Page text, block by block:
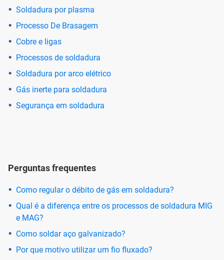
Soldadura por plasma
Processo De Brasagem
Cobre e ligas
Processos de soldadura
Soldadura por arco elétrico
Gás inerte para soldadura
Segurança em soldadura
Perguntas frequentes
Como regular o débito de gás em soldadura?
Qual é a diferença entre os processos de soldadura MIG
e MAG?
Como soldar aço galvanizado?
Por que motivo utilizar um fio fluxado?